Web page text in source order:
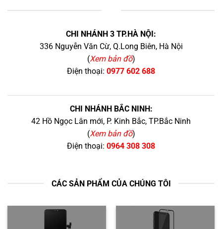
CHI NHÁNH 3 TP.HÀ NỘI:
336 Nguyễn Văn Cừ, Q.Long Biên, Hà Nội
(Xem bản đồ)
Điện thoại: 0977 602 688
CHI NHÁNH BẮC NINH:
42 Hồ Ngọc Lân mới, P. Kinh Bắc, TP.Bắc Ninh
(Xem bản đồ)
Điện thoại: 0964 308 308
CÁC SẢN PHẨM CỦA CHÚNG TÔI